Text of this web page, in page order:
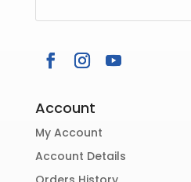
Account
My Account
Account Details